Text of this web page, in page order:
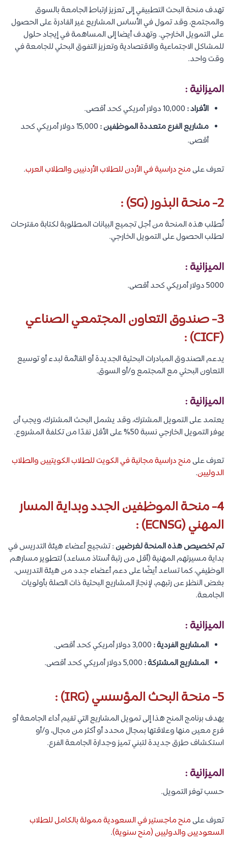
تهدف منحة البحث التطبيقي إلى تعزيز ارتباط الجامعة بالسوق
والمجتمع، وقد تمول في الأساس المشاريع غير القادرة على الحصول
على التمويل الخارجي. وتهدف أيضا إلى المساهمة في إيجاد حلول
للمشاكل الاجتماعية والاقتصادية وتعزيز التفوق البحثي للجامعة في
وقت واحد.
الميزانية :
الأفراد :
مشاريع الفرع متعددة الموظفين :
15,000 دولار أمريكي كحد
أقصى.
تعرف علىمنح دراسية في الأردن للطلاب الأردنيين والطلاب العرب.
2- منحة البذور (SG) :
تُطلب هذه المنحة من أجل تجميع البيانات المطلوبة لكتابة مقترحات
لطلب الحصول على التمويل الخارجي.
الميزانية :
5000 دولار أمريكي كحد أقصى.
3- صندوق التعاون المجتمعي الصناعي
(CICF) :
يدعم الصندوق المبادرات البحثية الجديدة أو القائمة لبدء أو توسيع
التعاون البحثي مع المجتمع و/أو السوق.
الميزانية :
يعتمد على التمويل المشترك، وقد يشمل البحث المشترك، ويجب أن
يوفر التمويل الخارجي نسبة 50% على الأقل نقدًا من تكلفة المشروع.
تعرف علىمنح دراسية مجانية في الكويت للطلاب الكويتيين والطلاب
الدوليين.
4- منحة الموظفين الجدد وبداية المسار
المهني (ECNSG) :
تم تخصيص هذه المنحة لغرضين: تشجيع أعضاء هيئة التدريس في
بداية مسيرتهم المهنية (أقل من رتبة أستاذ مساعد) لتطوير مسارهم
الوظيفي، كما تساعد أيضًا على دعم أعضاء جدد من هيئة التدريس،
بغض النظر عن رتبهم، لإنجاز المشاريع البحثية ذات الصلة بأولويات
الجامعة.
الميزانية :
المشاريع الفردية :
المشاريع المشتركة :
5- منحة البحث المؤسسي (IRG) :
يهدف برنامج المنح هذا إلى تمويل المشاريع التي تقيم أداء الجامعة أو
فرع معين منها وعلاقتها بمجال محدد أو أكثر من مجال، و/أو
استكشاف طرق جديدة لتبني تميز وجدارة الجامعة الفرع.
الميزانية :
حسب توفر التمويل.
تعرف علىمنح ماجستير في السعودية ممولة بالكامل للطلاب
السعوديين والدوليين (منح سنوية).